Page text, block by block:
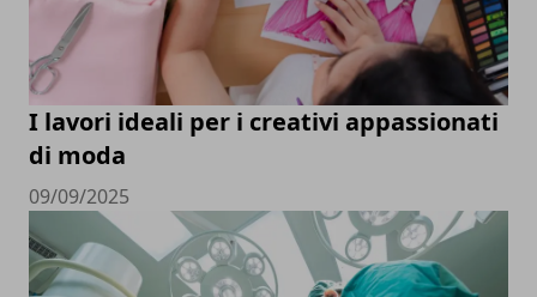
I lavori ideali per i creativi appassionati
di moda
09/09/2025